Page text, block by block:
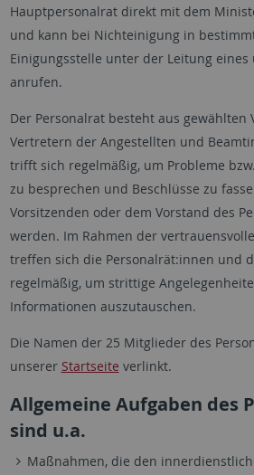
Hauptpersonalrat direkt mit dem
und kann bei Nichteinigung in
Einigungsstelle unter der Leitung
anrufen.
Der Personalrat besteht aus
Vertretern der Angestellten und
trifft sich regelmäßig, um Probleme
zu besprechen und Beschlüsse zu
Vorsitzenden oder dem Vorstand des
werden. Im Rahmen der
treffen sich die Personalrät:innen und
regelmäßig, um strittige
Informationen auszutauschen.
Die Namen der 25 Mitglieder des
unserer Startseite verlinkt.
Allgemeine Aufgaben des
sind u.a.
Maßnahmen, die den